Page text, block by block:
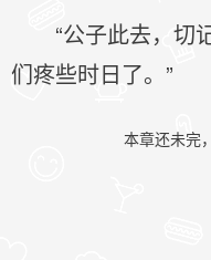
“公子此去，切
们疼些时日了。”
本章还未完